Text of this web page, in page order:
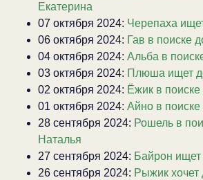
Екатерина
07 октября 2024: Черепаха
06 октября 2024: Гав в поиске
04 октября 2024: Альба в
03 октября 2024: Плюша ищет
02 октября 2024: Ёжик в
01 октября 2024: Айно в
28 сентября 2024: Рошель в
Наталья
27 сентября 2024: Байрон
26 сентября 2024: Рыжик хочет